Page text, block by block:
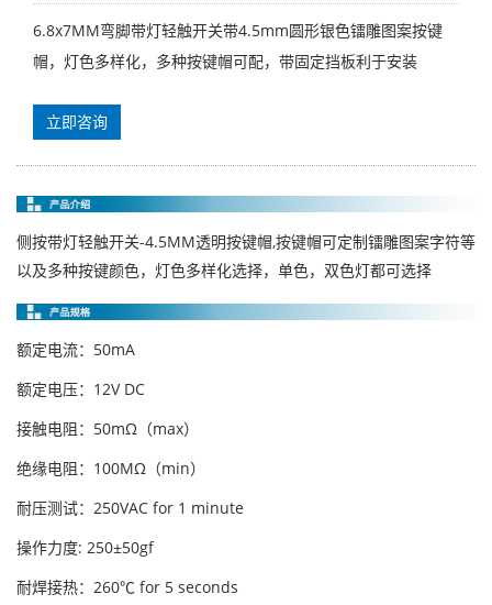
6.8x7MM弯脚带灯轻触开关带4.5mm圆形银色镭雕图案按键
帽，灯色多样化，多种按键帽可配，带固定挡板利于安装
立即咨询
侧按带灯轻触开关-4.5MM透明按键帽,按键帽可定制镭雕图案字符等
以及多种按键颜色，灯色多样化选择，单色，双色灯都可选择
额定电流：50mA
额定电压：12V DC
接触电阻：50mΩ（max）
绝缘电阻：100MΩ（min）
耐压测试：250VAC for 1 minute
操作力度: 250±50gf
耐焊接热：260℃ for 5 seconds